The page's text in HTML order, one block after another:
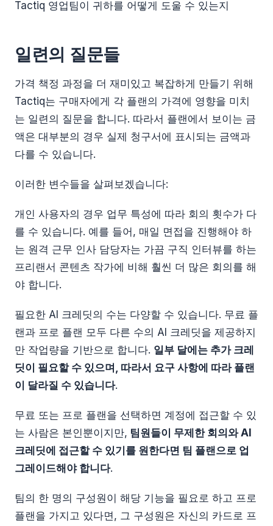
Tactiq 영업팀이 귀하를 어떻게 도울 수 있는지
일련의 질문들
가격 책정 과정을 더 재미있고 복잡하게 만들기 위해
Tactiq는 구매자에게 각 플랜의 가격에 영향을 미치
는 일련의 질문을 합니다. 따라서 플랜에서 보이는 금
액은 대부분의 경우 실제 청구서에 표시되는 금액과
다를 수 있습니다.
이러한 변수들을 살펴보겠습니다:
개인 사용자의 경우 업무 특성에 따라 회의 횟수가 다
를 수 있습니다. 예를 들어, 매일 면접을 진행해야 하
는 원격 근무 인사 담당자는 가끔 구직 인터뷰를 하는
프리랜서 콘텐츠 작가에 비해 훨씬 더 많은 회의를 해
야 합니다.
필요한 AI 크레딧의 수는 다양할 수 있습니다. 무료 플
랜과 프로 플랜 모두 다른 수의 AI 크레딧을 제공하지
만 작업량을 기반으로 합니다. 일부 달에는 추가 크레
딧이 필요할 수 있으며, 따라서 요구 사항에 따라 플랜
이 달라질 수 있습니다.
무료 또는 프로 플랜을 선택하면 계정에 접근할 수 있
는 사람은 본인뿐이지만, 팀원들이 무제한 회의와 AI
크레딧에 접근할 수 있기를 원한다면 팀 플랜으로 업
그레이드해야 합니다.
팀의 한 명의 구성원이 해당 기능을 필요로 하고 프로
플랜을 가지고 있다면, 그 구성원은 자신의 카드로 프